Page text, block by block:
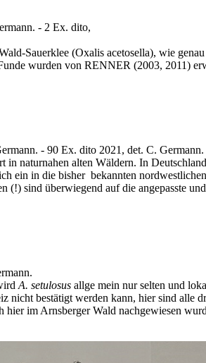
- 2 Ex. dito,
Sauerklee (Oxalis acetosella), wie
wurden von RENNER (2003, 2011)
- 90 Ex. dito 2021, det. C. Germann.
naturnahen alten Wäldern. In
ein in die bisher bekannten
(!) sind überwiegend auf die angepasste
A. setulosus allge­ mein nur selten und
nicht bestätigt werden kann, hier sind alle
im Arnsberger Wald nachgewiesen